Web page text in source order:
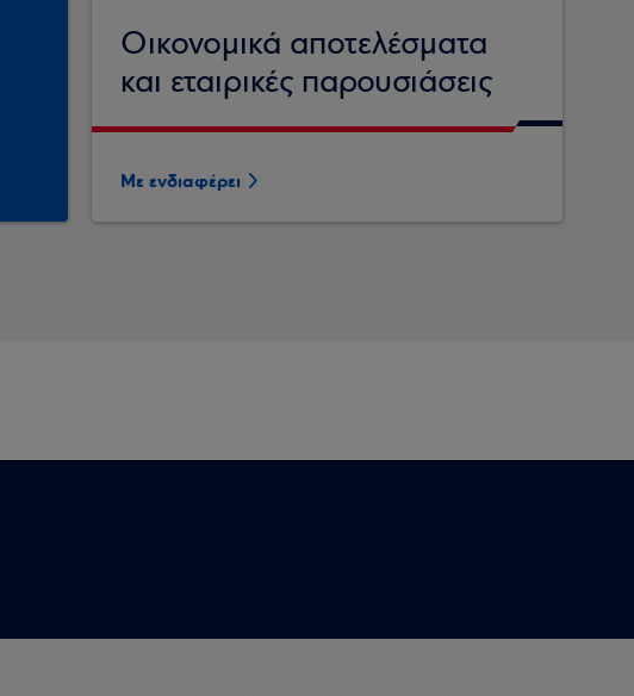
Οικονομικά αποτελέσματα
και εταιρικές παρουσιάσεις
Με ενδιαφέρει